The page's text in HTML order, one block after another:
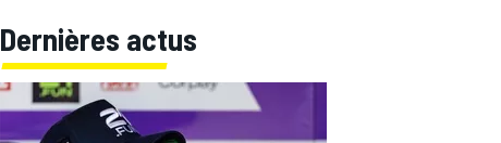
Dernières actus